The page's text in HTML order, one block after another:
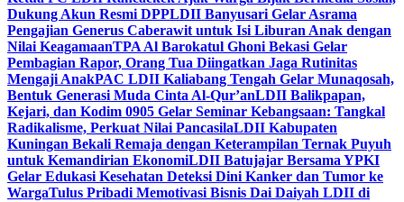
Dukung Akun Resmi DPPLDII Banyusari Gelar Asrama
Pengajian Generus Caberawit untuk Isi Liburan Anak dengan
Nilai KeagamaanTPA Al Barokatul Ghoni Bekasi Gelar
Pembagian Rapor, Orang Tua Diingatkan Jaga Rutinitas
Mengaji AnakPAC LDII Kaliabang Tengah Gelar Munaqosah,
Bentuk Generasi Muda Cinta Al-Qur’anLDII Balikpapan,
Kejari, dan Kodim 0905 Gelar Seminar Kebangsaan: Tangkal
Radikalisme, Perkuat Nilai PancasilaLDII Kabupaten
Kuningan Bekali Remaja dengan Keterampilan Ternak Puyuh
untuk Kemandirian EkonomiLDII Batujajar Bersama YPKI
Gelar Edukasi Kesehatan Deteksi Dini Kanker dan Tumor ke
WargaTulus Pribadi Memotivasi Bisnis Dai Daiyah LDII di